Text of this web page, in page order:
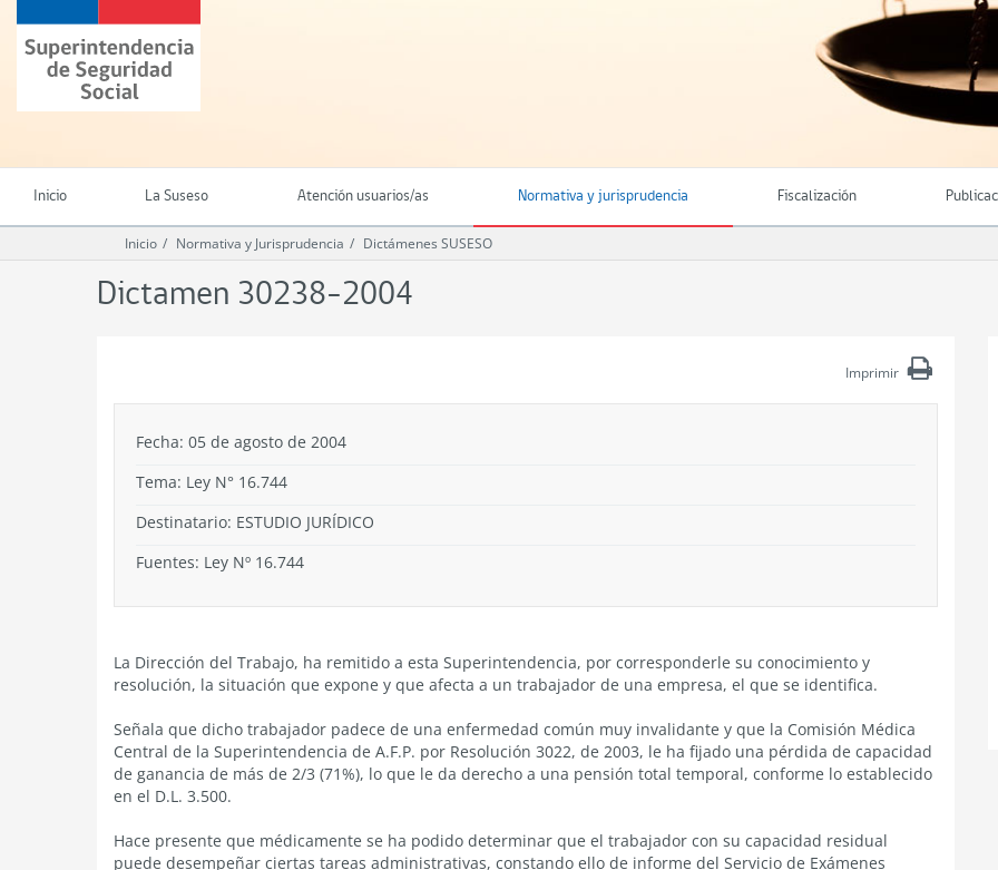
contenido
principal
Superintendencia
de
Seguridad
(SUSESO)
Chile
Inicio La Suseso Atención usuarios/as Normativa y jurisprudencia Fiscalización
Inicio Normativa y Jurisprudencia Dictámenes SUSESO
Dictamen 30238-2004
Imprimir
Fecha: 05 de agosto de 2004
Tema: Ley N° 16.744
Destinatario: ESTUDIO JURÍDICO
Fuentes: Ley Nº 16.744
La Dirección del Trabajo, ha remitido a esta Superintendencia, por corresponderle su conocimiento y
resolución, la situación que expone y que afecta a un trabajador de una empresa, el que se identifica.
Señala que dicho trabajador padece de una enfermedad común muy invalidante y que la Comisión Médica
Central de la Superintendencia de A.F.P. por Resolución 3022, de 2003, le ha fijado una pérdida de capacidad
de ganancia de más de 2/3 (71%), lo que le da derecho a una pensión total temporal, conforme lo establecido
en el D.L. 3.500.
Hace presente que médicamente se ha podido determinar que el trabajador con su capacidad residual
puede desempeñar ciertas tareas administrativas, constando ello de informe del Servicio de Exámenes